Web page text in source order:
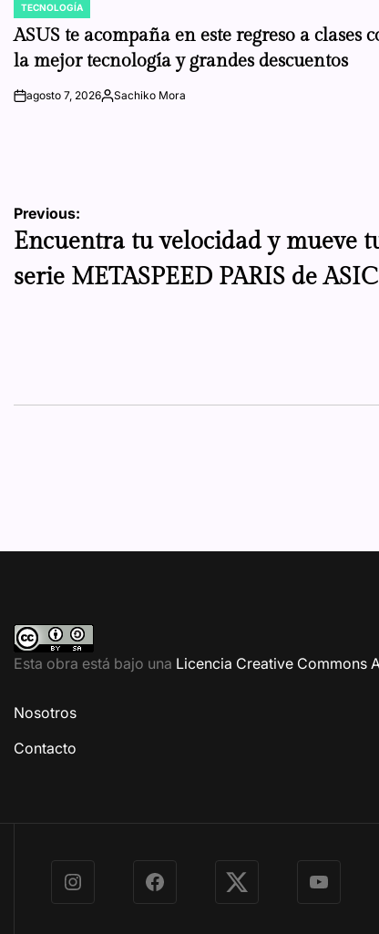
POSTED
IN
TECNOLOGÍA
ASUS te acompaña en este regreso a clases
la mejor tecnología y grandes descuentos
onagosto 7, 2026Posted
Sachiko Mora
Navegación
de
entradas
Previous:
Encuentra tu velocidad y mueve
serie METASPEED PARIS de
Esta obra está bajo una Licencia Creative Commons
Nosotros
Contacto
Instagram Facebook X YouTube